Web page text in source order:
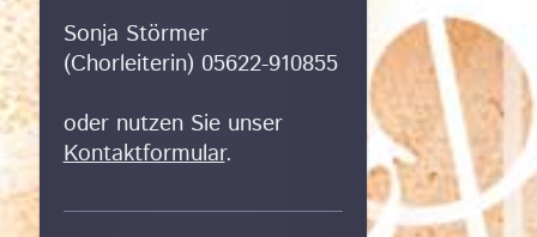
Sonja Störmer
(Chorleiterin) 05622-910855
oder nutzen Sie unser
Kontaktformular.